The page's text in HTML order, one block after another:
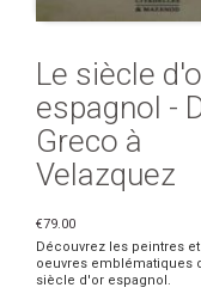
Le siècle
espagnol -
Greco à
Velazquez
€79.00
Découvrez les peintres et
oeuvres emblématiques
siècle d'or espagnol.